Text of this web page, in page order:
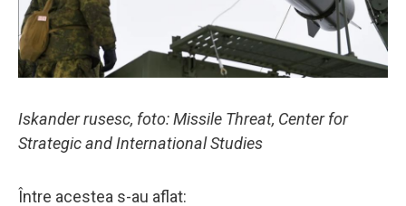
Iskander rusesc, foto: Missile Threat, Center for
Strategic and International Studies
Între acestea s-au aflat: